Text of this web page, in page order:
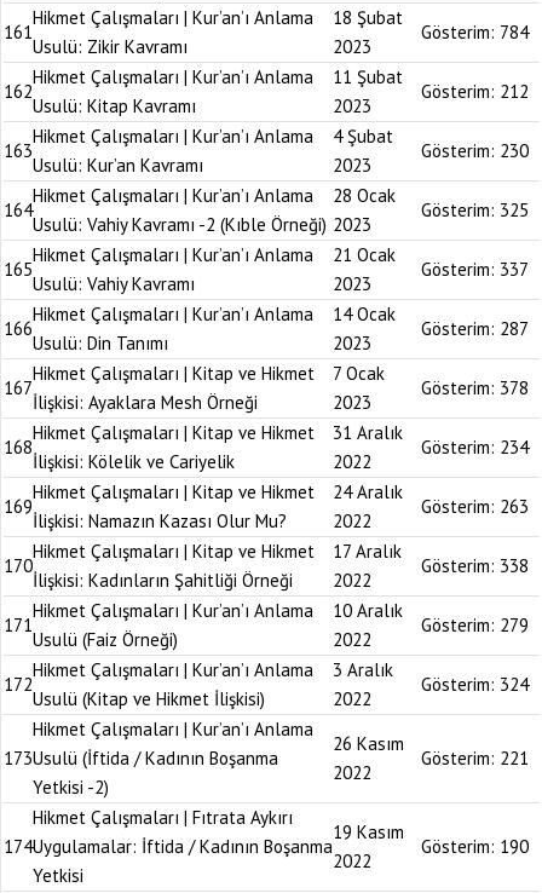
161
Hikmet Çalışmaları | Kur’an’ı Anlama
Usulü: Zikir Kavramı
18 Şubat
2023
Gösterim: 784
162
Hikmet Çalışmaları | Kur’an’ı Anlama
Usulü: Kitap Kavramı
11 Şubat
2023
Gösterim: 212
163
Hikmet Çalışmaları | Kur’an’ı Anlama
Usulü: Kur’an Kavramı
4 Şubat
2023
Gösterim: 230
164
Hikmet Çalışmaları | Kur’an’ı Anlama
Usulü: Vahiy Kavramı -2 (Kıble Örneği)
28 Ocak
2023
Gösterim: 325
165
Hikmet Çalışmaları | Kur’an’ı Anlama
Usulü: Vahiy Kavramı
21 Ocak
2023
Gösterim: 337
166
Hikmet Çalışmaları | Kur’an’ı Anlama
Usulü: Din Tanımı
14 Ocak
2023
Gösterim: 287
167
Hikmet Çalışmaları | Kitap ve Hikmet
İlişkisi: Ayaklara Mesh Örneği
7 Ocak
2023
Gösterim: 378
168
Hikmet Çalışmaları | Kitap ve Hikmet
İlişkisi: Kölelik ve Cariyelik
31 Aralık
2022
Gösterim: 234
169
Hikmet Çalışmaları | Kitap ve Hikmet
İlişkisi: Namazın Kazası Olur Mu?
24 Aralık
2022
Gösterim: 263
170
Hikmet Çalışmaları | Kitap ve Hikmet
İlişkisi: Kadınların Şahitliği Örneği
17 Aralık
2022
Gösterim: 338
171
Hikmet Çalışmaları | Kur’an’ı Anlama
Usulü (Faiz Örneği)
10 Aralık
2022
Gösterim: 279
172
Hikmet Çalışmaları | Kur’an’ı Anlama
Usulü (Kitap ve Hikmet İlişkisi)
3 Aralık
2022
Gösterim: 324
173
Hikmet Çalışmaları | Kur’an’ı Anlama
Usulü (İftida / Kadının Boşanma
Yetkisi -2)
26 Kasım
2022
Gösterim: 221
174
Hikmet Çalışmaları | Fıtrata Aykırı
Uygulamalar: İftida / Kadının Boşanma
Yetkisi
19 Kasım
2022
Gösterim: 190